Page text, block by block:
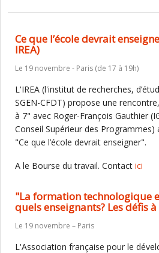
Ce que l’école devrait
IREA)
Le 19 novembre - Paris (de 17 à 19h)
L'IREA (l'institut de recherches,
SGEN-CFDT) propose une
à 7" avec Roger-François Gauthier
Conseil Supérieur des
"Ce que l’école devrait enseigner".
A le Bourse du travail. Contact ici
"La formation technologique
quels enseignants? Les défis
Le 19 novembre – Paris
L'Association française pour le